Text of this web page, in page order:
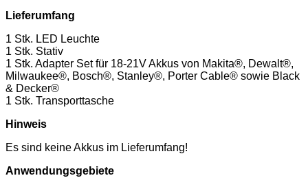
Lieferumfang
1 Stk. LED Leuchte
1 Stk. Stativ
1 Stk. Adapter Set für 18-21V Akkus von Makita®, Dewalt®,
Milwaukee®, Bosch®, Stanley®, Porter Cable® sowie Black
& Decker®
1 Stk. Transporttasche
Hinweis
Es sind keine Akkus im Lieferumfang!
Anwendungsgebiete